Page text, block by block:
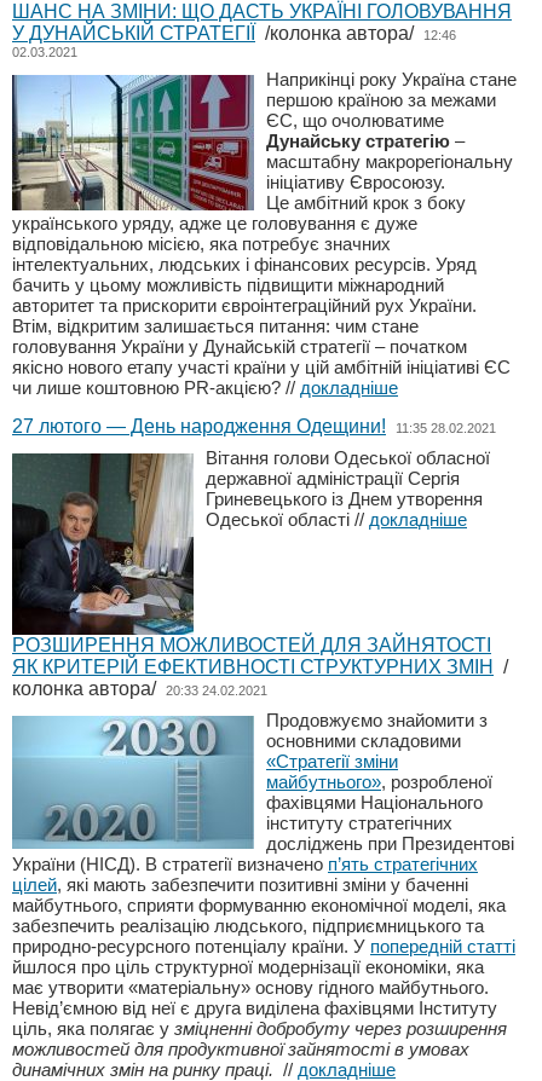
ШАНС НА ЗМІНИ: ЩО ДАСТЬ УКРАЇНІ ГОЛОВУВАННЯ
У ДУНАЙСЬКІЙ СТРАТЕГІЇ
/колонка автора/
12:46
02.03.2021
Наприкінці року Україна стане
першою країною за межами
ЄС, що очолюватиме
Дунайську стратегію –
масштабну макрорегіональну
ініціативу Євросоюзу.
Це амбітний крок з боку
українського уряду, адже це головування є дуже
відповідальною місією, яка потребує значних
інтелектуальних, людських і фінансових ресурсів. Уряд
бачить у цьому можливість підвищити міжнародний
авторитет та прискорити євроінтеграційний рух України.
Втім, відкритим залишається питання: чим стане
головування України у Дунайській стратегії – початком
якісно нового етапу участі країни у цій амбітній ініціативі ЄС
чи лише коштовною PR-акцією? // докладніше
27 лютого — День народження Одещини!
11:35 28.02.2021
Вітання голови Одеської обласної
державної адміністрації Сергія
Гриневецького із Днем утворення
Одеської області // докладніше
РОЗШИРЕННЯ МОЖЛИВОСТЕЙ ДЛЯ ЗАЙНЯТОСТІ
ЯК КРИТЕРІЙ ЕФЕКТИВНОСТІ СТРУКТУРНИХ ЗМІН
/
колонка автора/ 20:33 24.02.2021
Продовжуємо знайомити з
основними складовими
«Стратегії зміни
майбутнього», розробленої
фахівцями Національного
інституту стратегічних
досліджень при Президентові
України (НІСД). В стратегії визначено п’ять стратегічних
цілей, які мають забезпечити позитивні зміни у баченні
майбутнього, сприяти формуванню економічної моделі, яка
забезпечить реалізацію людського, підприємницького та
природно-ресурсного потенціалу країни. У попередній статті
йшлося про ціль структурної модернізації економіки, яка
має утворити «матеріальну» основу гідного майбутнього.
Невід’ємною від неї є друга виділена фахівцями Інституту
ціль, яка полягає у зміцненні добробуту через розширення
можливостей для продуктивної зайнятості в умовах
динамічних змін на ринку праці. // докладніше